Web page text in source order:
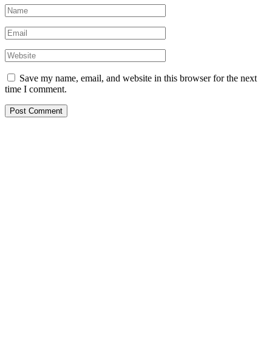
Save my name, email, and website in this browser for the next
time I comment.